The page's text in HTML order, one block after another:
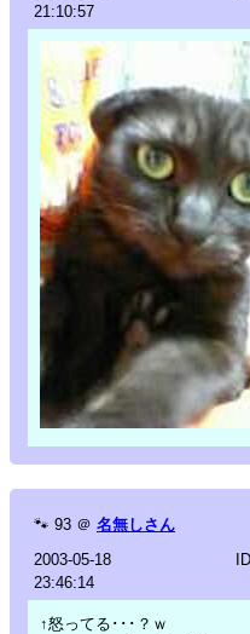
21:10:57
🐾 93 ＠ 名無しさん
2003-05-18
23:46:14
↑怒ってる･･･？ｗ